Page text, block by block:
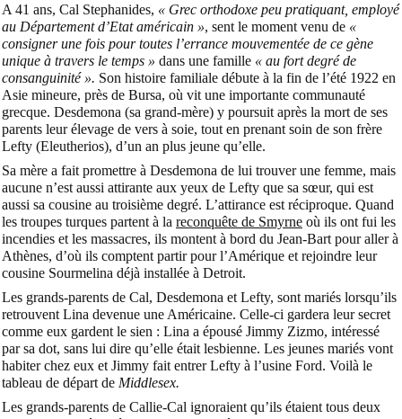
A 41 ans, Cal Stephanides, « Grec orthodoxe peu pratiquant, employé
au Département d’Etat américain », sent le moment venu de «
consigner une fois pour toutes l’errance mouvementée de ce gène
unique à travers le temps » dans une famille « au fort degré de
consanguinité ». Son histoire familiale débute à la fin de l’été 1922 en
Asie mineure, près de Bursa, où vit une importante communauté
grecque. Desdemona (sa grand-mère) y poursuit après la mort de ses
parents leur élevage de vers à soie, tout en prenant soin de son frère
Lefty (Eleutherios), d’un an plus jeune qu’elle.
Sa mère a fait promettre à Desdemona de lui trouver une femme, mais
aucune n’est aussi attirante aux yeux de Lefty que sa sœur, qui est
aussi sa cousine au troisième degré. L’attirance est réciproque. Quand
les troupes turques partent à la reconquête de Smyrne où ils ont fui les
incendies et les massacres, ils montent à bord du Jean-Bart pour aller à
Athènes, d’où ils comptent partir pour l’Amérique et rejoindre leur
cousine Sourmelina déjà installée à Detroit.
Les grands-parents de Cal, Desdemona et Lefty, sont mariés lorsqu’ils
retrouvent Lina devenue une Américaine. Celle-ci gardera leur secret
comme eux gardent le sien : Lina a épousé Jimmy Zizmo, intéressé
par sa dot, sans lui dire qu’elle était lesbienne. Les jeunes mariés vont
habiter chez eux et Jimmy fait entrer Lefty à l’usine Ford. Voilà le
tableau de départ de Middlesex.
Les grands-parents de Callie-Cal ignoraient qu’ils étaient tous deux